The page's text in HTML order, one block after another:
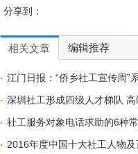
分享到：
相关文章 编辑推荐
江门日报：“侨乡社工宣传周”
深圳社工形成四级人才梯队
社工服务对象电话求助的6种
2016年度中国十大社工人物